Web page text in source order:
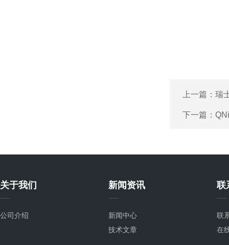
上一篇： 瑞
下一篇：
关于我们
公司介绍
新闻资讯
新闻中心
技术文章
联
联
在